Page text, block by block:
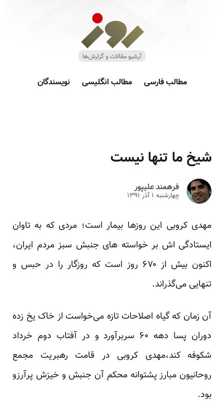
مطالب فارسی مطالب انگلیسی نویسندگان
شیخ ما تنها نیست
فرهمند علیپور
چهارشنبه ۱ آذر ۱۳۹۱
مهدی کروبی این روزها بیمار است؛ مردی که به تاوان
ایستادگی اش بر خواسته های جنبش سبز مردم ایران،
اکنون بیش از ۶۷۰ روز است که روزگار را در حبس و
تنهایی می‌گذراند.
آن زمان که گیاه اصلاحات تازه می‌خواست از خاک یخ زده
دوران پسا دهه ۶۰ سربرآورد و در آفتاب دوم خرداد
شکوفه کند،مهدی کروبی در قامت رهبریت مجمع
روحانیون مبارز پشتوانه محکم آن جنبش و خیزش پرآرزو
بود.